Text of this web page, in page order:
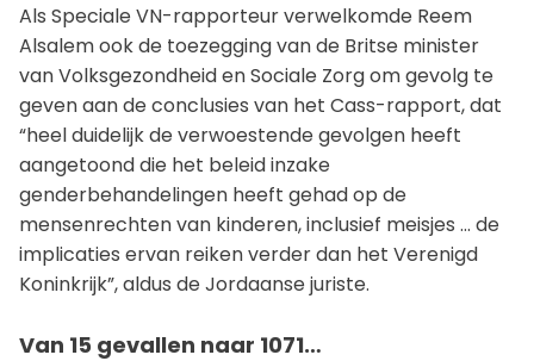
Als Speciale VN-rapporteur verwelkomde Reem
Alsalem ook de toezegging van de Britse minister
van Volksgezondheid en Sociale Zorg om gevolg te
geven aan de conclusies van het Cass-rapport, dat
“heel duidelijk de verwoestende gevolgen heeft
aangetoond die het beleid inzake
genderbehandelingen heeft gehad op de
mensenrechten van kinderen, inclusief meisjes ... de
implicaties ervan reiken verder dan het Verenigd
Koninkrijk”, aldus de Jordaanse juriste.
Van 15 gevallen naar 1071…